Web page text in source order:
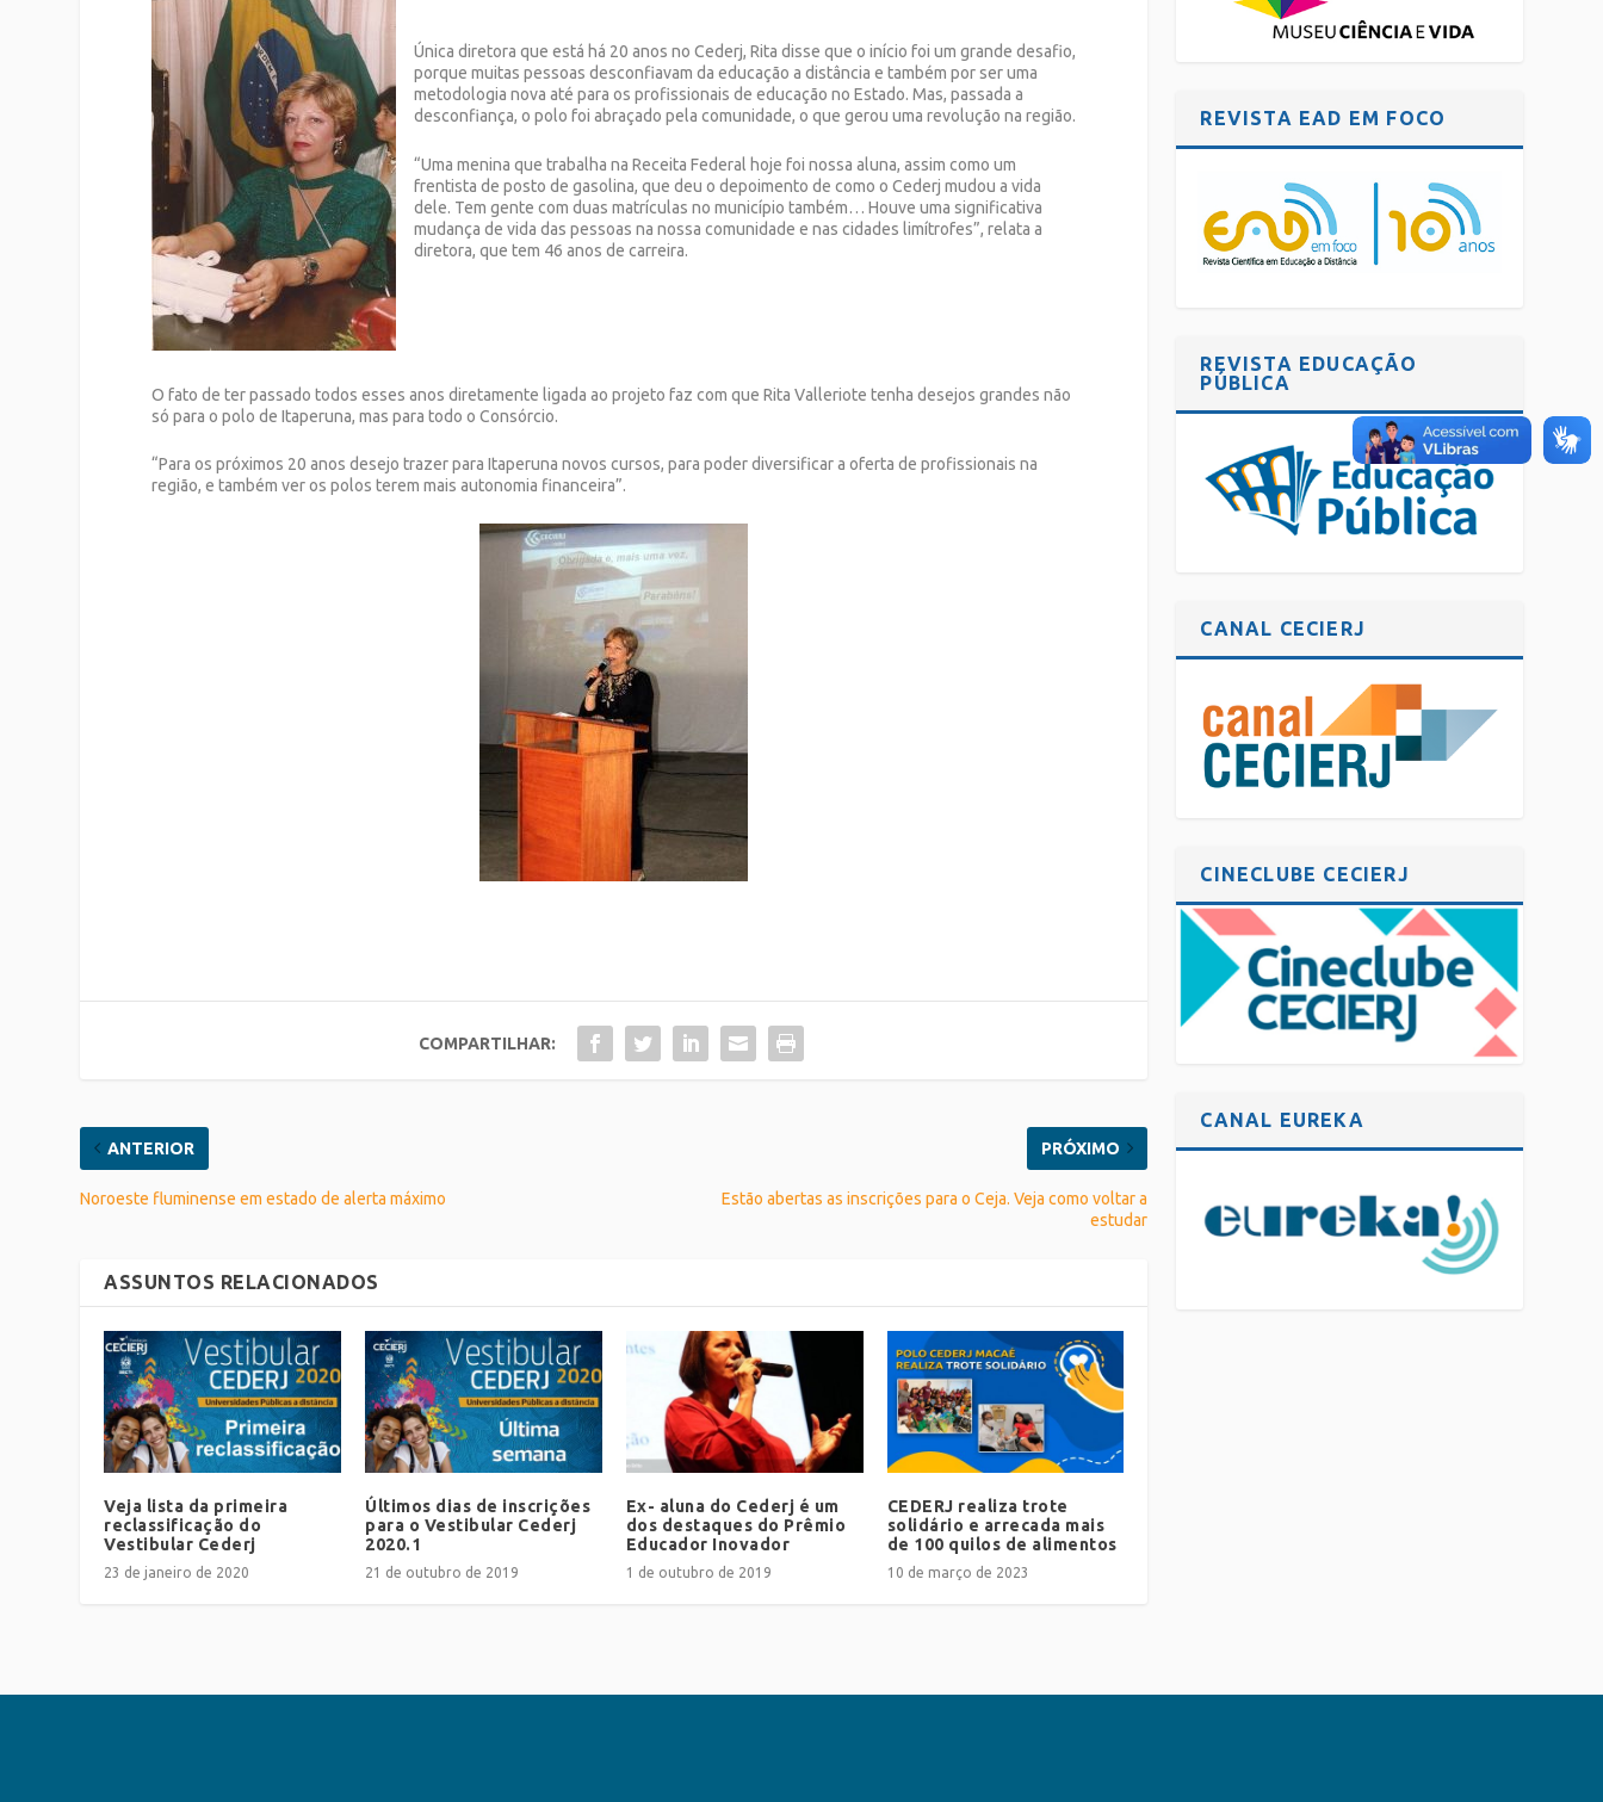
Única diretora que está há 20 anos no Cederj, Rita disse que o início foi um grande desafio,
porque muitas pessoas desconfiavam da educação a distância e também por ser uma
metodologia nova até para os profissionais de educação no Estado. Mas, passada a
desconfiança, o polo foi abraçado pela comunidade, o que gerou uma revolução na região.
“Uma menina que trabalha na Receita Federal hoje foi nossa aluna, assim como um
frentista de posto de gasolina, que deu o depoimento de como o Cederj mudou a vida
dele. Tem gente com duas matrículas no município também… Houve uma significativa
mudança de vida das pessoas na nossa comunidade e nas cidades limítrofes”, relata a
diretora, que tem 46 anos de carreira.
O fato de ter passado todos esses anos diretamente ligada ao projeto faz com que Rita Valleriote tenha desejos grandes não
só para o polo de Itaperuna, mas para todo o Consórcio.
“Para os próximos 20 anos desejo trazer para Itaperuna novos cursos, para poder diversificar a oferta de profissionais na
região, e também ver os polos terem mais autonomia financeira”.
COMPARTILHAR:
ANTERIOR
Noroeste fluminense em estado de alerta máximo
PRÓXIMO
Estão abertas as inscrições para o Ceja. Veja como voltar a
estudar
ASSUNTOS RELACIONADOS
Veja lista da primeira
reclassificação do
Vestibular Cederj
23 de janeiro de 2020
Últimos dias de inscrições
para o Vestibular Cederj
2020.1
21 de outubro de 2019
Ex- aluna do Cederj é um
dos destaques do Prêmio
Educador Inovador
1 de outubro de 2019
CEDERJ realiza trote
solidário e arrecada mais
de 100 quilos de alimentos
10 de março de 2023
REVISTA EAD EM FOCO
REVISTA EDUCAÇÃO
PÚBLICA
CANAL CECIERJ
CINECLUBE CECIERJ
CANAL EUREKA